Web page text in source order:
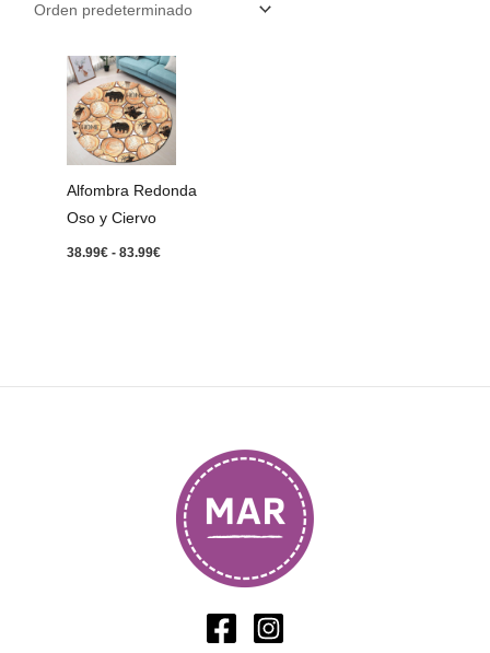
Alfombra Redonda
Oso y Ciervo
38.99€ - 83.99€
Rango
de
precios:
desde
38.99€
hasta
83.99€